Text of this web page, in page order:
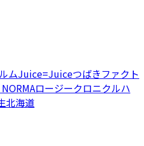
ムJuice=Juiceつばきファクト
ロージークロニクルハ
北海道